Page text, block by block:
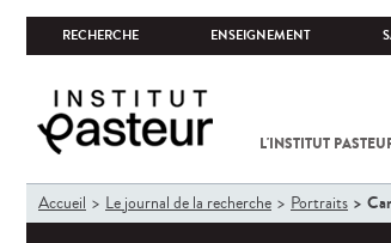
RECHERCHE ENSEIGNEMENT
L'INSTITUT
Vous
êtes
Accueil Le journal de la recherche Portraits